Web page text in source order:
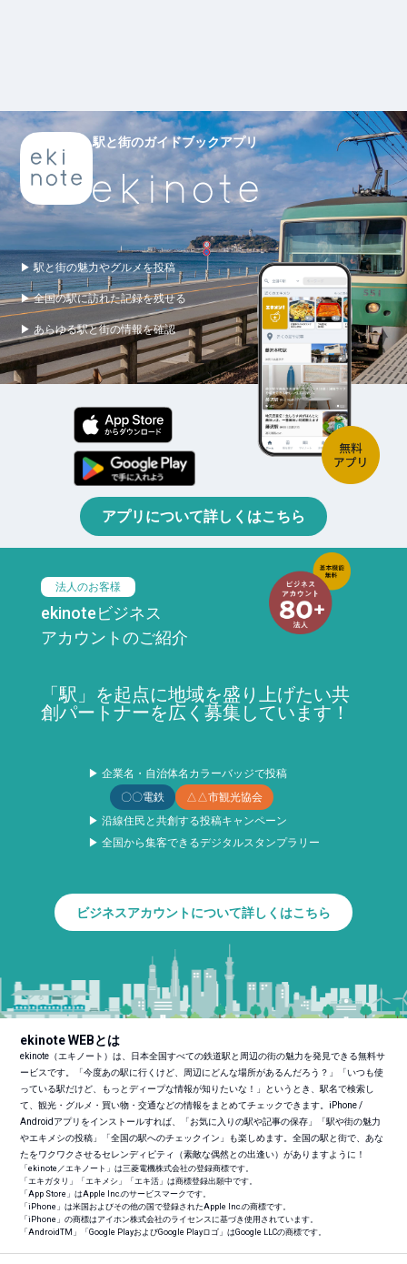
駅と街のガイドブックアプリ
▶ 駅と街の魅力やグルメを投稿
▶ 全国の駅に訪れた記録を残せる
▶ あらゆる駅と街の情報を確認
アプリについて詳しくはこちら
法人のお客様
ekinoteビジネス
アカウントのご紹介
「駅」を起点に地域を盛り上げたい共
創パートナーを広く募集しています！
▶ 企業名・自治体名カラーバッジで投稿
〇〇電鉄
△△市観光協会
▶ 沿線住民と共創する投稿キャンペーン
▶ 全国から集客できるデジタルスタンプラリー
ビジネスアカウントについて詳しくはこちら
ekinote WEBとは
ekinote（エキノート）は、日本全国すべての鉄道駅と周辺の街の魅力を発見できる無料サ
ービスです。「今度あの駅に行くけど、周辺にどんな場所があるんだろう？」「いつも使
っている駅だけど、もっとディープな情報が知りたいな！」というとき、駅名で検索し
て、観光・グルメ・買い物・交通などの情報をまとめてチェックできます。iPhone /
Androidアプリをインストールすれば、「お気に入りの駅や記事の保存」「駅や街の魅力
やエキメシの投稿」「全国の駅へのチェックイン」も楽しめます。全国の駅と街で、あな
たをワクワクさせるセレンディピティ（素敵な偶然との出逢い）がありますように！
「ekinote／エキノート」は三菱電機株式会社の登録商標です。
「エキガタリ」「エキメシ」「エキ活」は商標登録出願中です。
「App Store」はApple Inc.のサービスマークです。
「iPhone」は米国およびその他の国で登録されたApple Inc.の商標です。
「iPhone」の商標はアイホン株式会社のライセンスに基づき使用されています。
「AndroidTM 」「Google PlayおよびGoogle Playロゴ」はGoogle LLCの商標です。